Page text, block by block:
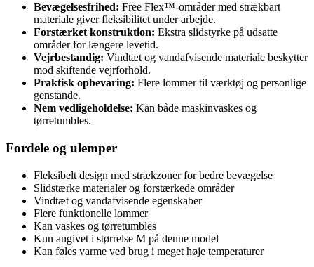
Bevægelsesfrihed: Free Flex™-områder med strækbart
materiale giver fleksibilitet under arbejde.
Forstærket konstruktion: Ekstra slidstyrke på udsatte
områder for længere levetid.
Vejrbestandig: Vindtæt og vandafvisende materiale beskytter
mod skiftende vejrforhold.
Praktisk opbevaring: Flere lommer til værktøj og personlige
genstande.
Nem vedligeholdelse: Kan både maskinvaskes og
tørretumbles.
Fordele og ulemper
Fleksibelt design med strækzoner for bedre bevægelse
Slidstærke materialer og forstærkede områder
Vindtæt og vandafvisende egenskaber
Flere funktionelle lommer
Kan vaskes og tørretumbles
Kun angivet i størrelse M på denne model
Kan føles varme ved brug i meget høje temperaturer